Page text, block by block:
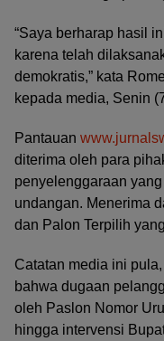
“Saya berharap hasil
karena telah
demokratis,” kata
kepada media, Senin
Pantauan
diterima oleh para
penyelenggaraan
undangan. Menerima
dan Palon Terpilih
Catatan media ini
bahwa dugaan
oleh Paslon Nomor
hingga intervensi